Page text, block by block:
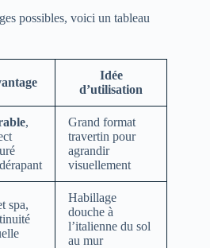
possibles, voici un tableau
Idée
d’utilisation
,
Grand format
travertin pour
agrandir
visuellement
spa,
Habillage
douche à
l’italienne du sol
au mur